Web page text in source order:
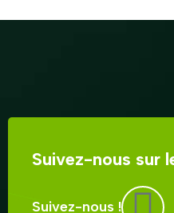
Suivez-nous sur
Suivez-nous !